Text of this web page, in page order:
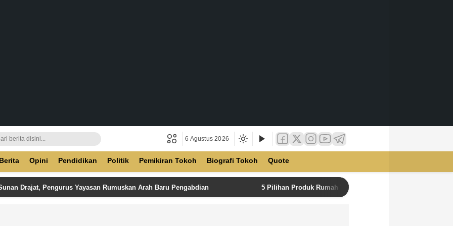
6 Agustus 2026
Berita Opini Pendidikan Politik Pemikiran Tokoh Biografi Tokoh Quote
Drajat, Pengurus Yayasan Rumuskan Arah Baru Pengabdian 5 Pilihan Produk Rumah Tangga Terbaik di Unilever Store